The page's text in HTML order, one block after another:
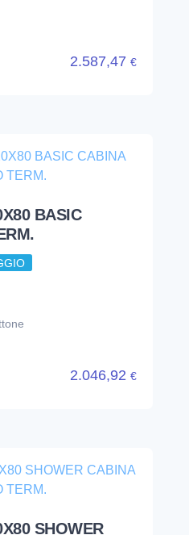
2.587,47 €
BASIC
2.046,92 €
SHOWER